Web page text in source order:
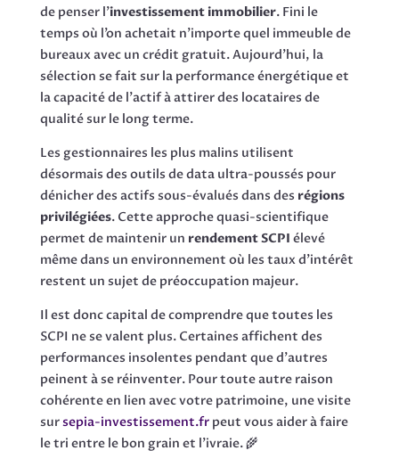
de penser l’investissement immobilier. Fini le
temps où l’on achetait n’importe quel immeuble de
bureaux avec un crédit gratuit. Aujourd’hui, la
sélection se fait sur la performance énergétique et
la capacité de l’actif à attirer des locataires de
qualité sur le long terme.
Les gestionnaires les plus malins utilisent
désormais des outils de data ultra-poussés pour
dénicher des actifs sous-évalués dans des régions
privilégiées. Cette approche quasi-scientifique
permet de maintenir un rendement SCPI élevé
même dans un environnement où les taux d’intérêt
restent un sujet de préoccupation majeur.
Il est donc capital de comprendre que toutes les
SCPI ne se valent plus. Certaines affichent des
performances insolentes pendant que d’autres
peinent à se réinventer. Pour toute autre raison
cohérente en lien avec votre patrimoine, une visite
sursepia-investissement.frpeut vous aider à faire
le tri entre le bon grain et l’ivraie. 🌾